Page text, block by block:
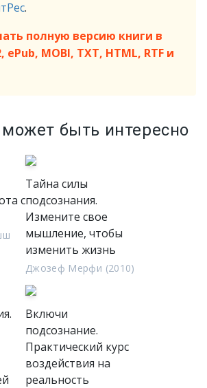
.
полную версию книги в
ePub, MOBI, TXT, HTML, RTF и
быть интересно
с
Тайна силы
подсознания.
Измените свое
мышление, чтобы
изменить жизнь
Джозеф Мерфи (2010)
Включи
подсознание.
Практический курс
воздействия на
реальность